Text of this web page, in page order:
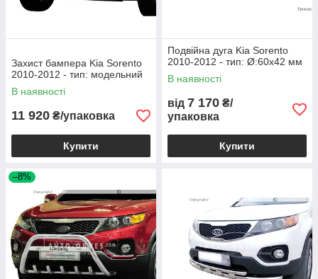
Захист бампера Kia Sorento
2010-2012 - тип: модельний
В наявності
11 920 ₴/упаковка
Купити
Подвійна дуга Kia Sorento
2010-2012 - тип: Ø:60х42 мм
В наявності
від 7 170 ₴/
упаковка
Купити
–8%